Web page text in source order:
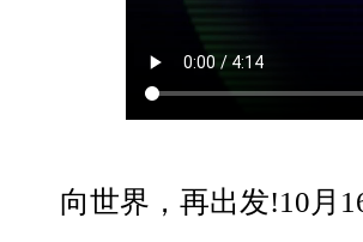
向世界，再出发!10月16